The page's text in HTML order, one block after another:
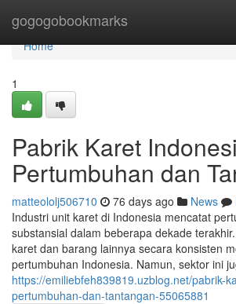
gogogobookmarks
Home
Home
1
Pabrik Karet
Pertumbuhan dan
matteololj506710 76 days ago News
Industri unit karet di Indonesia mencatat
substansial dalam beberapa dekade
karet dan barang lainnya secara konsisten
pertumbuhan Indonesia. Namun, sektor ini
https://emiliebfeh839819.uzblog.net/pabrik-
pertumbuhan-dan-tantangan-55065881